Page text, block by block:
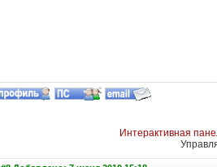
Интерактивная